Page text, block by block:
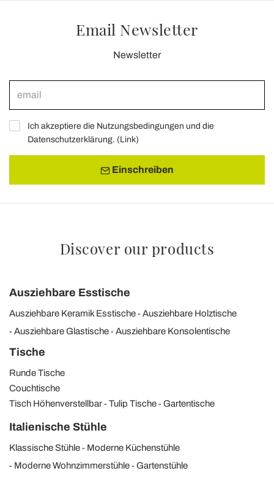
Email Newsletter
Newsletter
Ich akzeptiere die Nutzungsbedingungen und die
Datenschutzerklärung. (Link)
Einschreiben
Discover our products
Ausziehbare Esstische
Ausziehbare Keramik Esstische
Ausziehbare Holztische
Ausziehbare Glastische
Ausziehbare Konsolentische
Tische
Runde Tische
Couchtische
Tisch Höhenverstellbar
Tulip Tische Gartentische
Italienische Stühle
Klassische Stühle
Moderne Küchenstühle
Moderne Wohnzimmerstühle
Gartenstühle